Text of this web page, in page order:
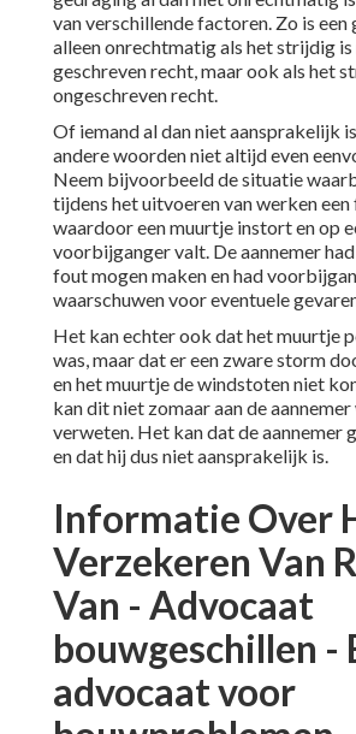
van verschillende factoren. Zo is
alleen onrechtmatig als het strijdig
geschreven recht, maar ook als het
ongeschreven recht.
Of iemand al dan niet aansprakelijk
andere woorden niet altijd even
Neem bijvoorbeeld de situatie
tijdens het uitvoeren van werken
waardoor een muurtje instort en op
voorbijganger valt. De aannemer
fout mogen maken en had
waarschuwen voor eventuele
Het kan echter ook dat het muurtje
was, maar dat er een zware storm
en het muurtje de windstoten niet
kan dit niet zomaar aan de
verweten. Het kan dat de aannemer
en dat hij dus niet aansprakelijk is.
Informatie Over
Verzekeren Van
Van - Advocaat
bouwgeschillen -
advocaat voor